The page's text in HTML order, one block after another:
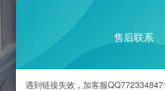
售后联系
遇到链接失效，加客服